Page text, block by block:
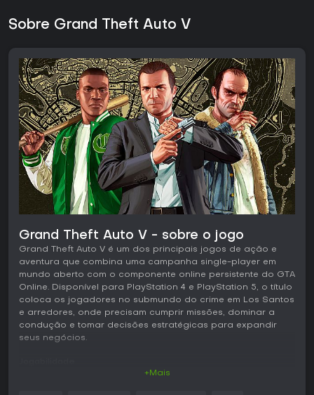
Sobre Grand Theft Auto V
Grand Theft Auto V - sobre o jogo
Grand Theft Auto V é um dos principais jogos de ação e
aventura que combina uma campanha single-player em
mundo aberto com o componente online persistente do GTA
Online. Disponível para PlayStation 4 e PlayStation 5, o título
coloca os jogadores no submundo do crime em Los Santos
e arredores, onde precisam cumprir missões, dominar a
condução e tomar decisões estratégicas para expandir
seus negócios.
+Mais